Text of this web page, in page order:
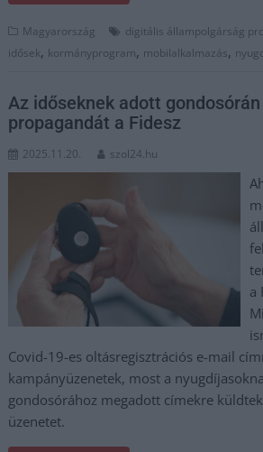
Magyarország digitális állampolgárság
idősek, kormányprogram, mobilalkalmazás,
Az időseknek adott
propagandát a Fidesz
2025.11.20. szol24.hu
a
Covid-19-es oltásregisztrációs e-mail
kampányüzenetek, most a
gondosórához megadott címekre
üzenetet.